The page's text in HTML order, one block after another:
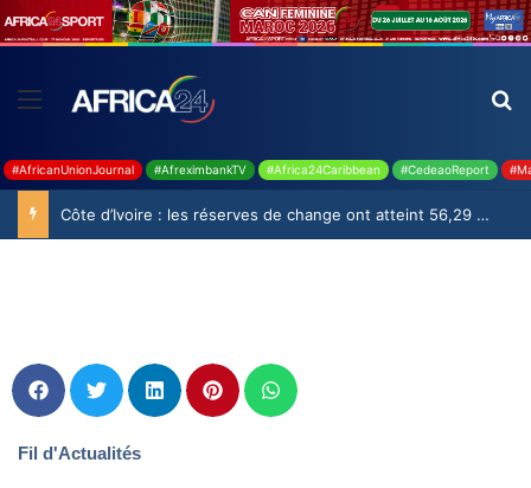
#AfricanUnionJournal #AfreximbankTV #Africa24Caribbean #CedeaoReport
Côte d’Ivoire : les réserves de change ont atteint 56,29 milliards USD en juillet
Fil d'Actualités